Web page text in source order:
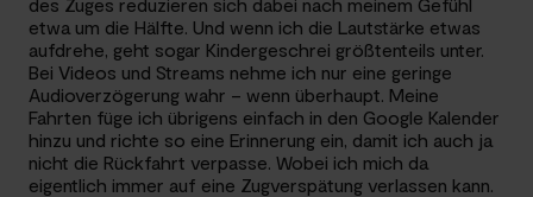
etwa um die Hälfte. Und wenn ich die Lautstärke etwas
aufdrehe, geht sogar Kindergeschrei größtenteils unter.
Bei Videos und Streams nehme ich nur eine geringe
Audioverzögerung wahr – wenn überhaupt. Meine
Fahrten füge ich übrigens einfach in den Google Kalender
hinzu und richte so eine Erinnerung ein, damit ich auch ja
nicht die Rückfahrt verpasse. Wobei ich mich da
eigentlich immer auf eine Zugverspätung verlassen kann.